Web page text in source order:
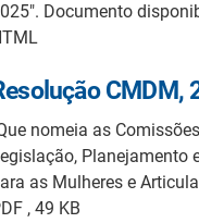
Documento
CMDM,
nomeia as
Planejamento
as Mulheres e
, 49 KB